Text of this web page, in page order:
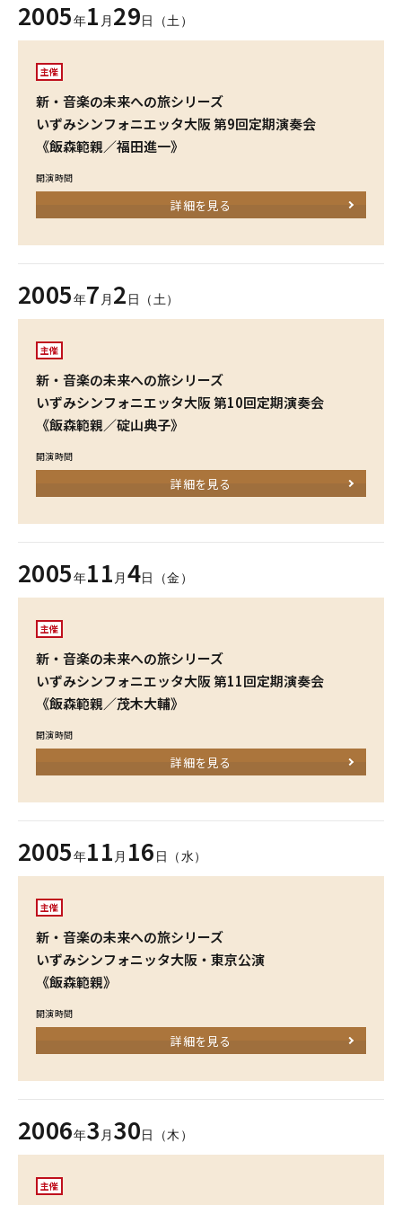
2005年1 月 29日（土）
主催
新・音楽の未来への旅シリーズ
いずみシンフォニエッタ大阪 第9回定期演奏会
《飯森範親／福田進一》
開演時間
詳細を見る
2005年7 月 2 日（土）
主催
新・音楽の未来への旅シリーズ
いずみシンフォニエッタ大阪 第10回定期演奏会
《飯森範親／碇山典子》
開演時間
詳細を見る
2005年11 月 4日（金）
主催
新・音楽の未来への旅シリーズ
いずみシンフォニエッタ大阪 第11回定期演奏会
《飯森範親／茂木大輔》
開演時間
詳細を見る
2005年11 月 16 日（水）
主催
新・音楽の未来への旅シリーズ
いずみシンフォニッタ大阪・東京公演
《飯森範親》
開演時間
詳細を見る
2006年3 月 30日（木）
主催